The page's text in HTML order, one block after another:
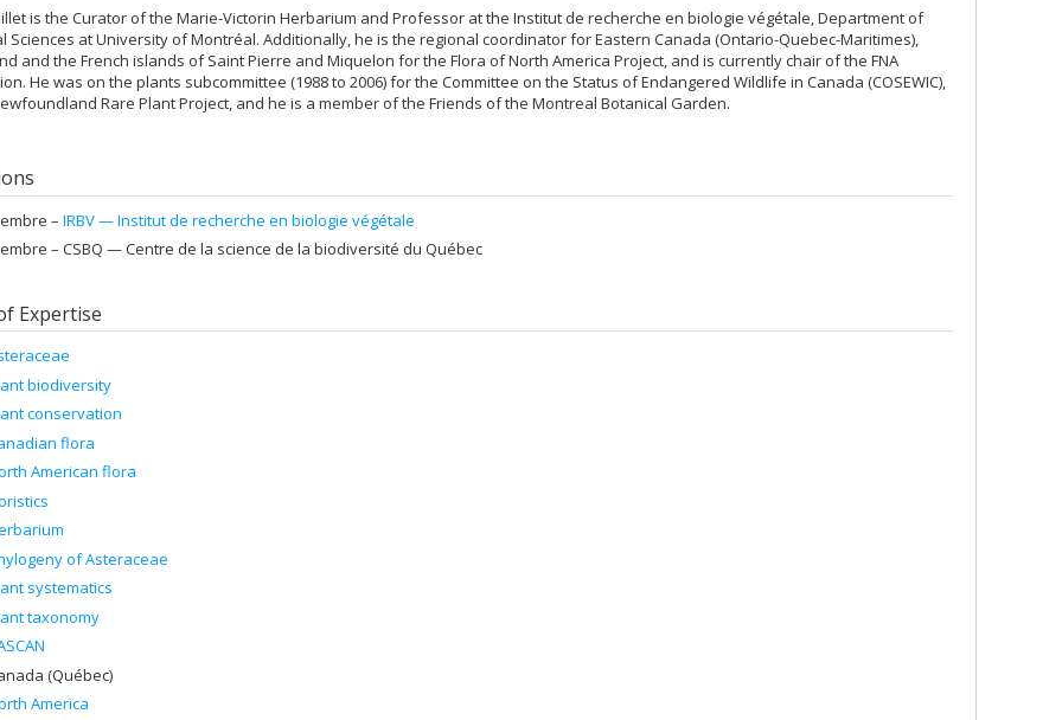
is the Curator of the Marie-Victorin Herbarium and Professor at the Institut de recherche en biologie végétale, Department of
Sciences at University of Montréal. Additionally, he is the regional coordinator for Eastern Canada (Ontario-Quebec-Maritimes),
and the French islands of Saint Pierre and Miquelon for the Flora of North America Project, and is currently chair of the FNA
He was on the plants subcommittee (1988 to 2006) for the Committee on the Status of Endangered Wildlife in Canada (COSEWIC),
Rare Plant Project, and he is a member of the Friends of the Montreal Botanical Garden.
– IRBV — Institut de recherche en biologie végétale
– CSBQ — Centre de la science de la biodiversité du Québec
Expertise
biodiversity
conservation
flora
American flora
of Asteraceae
systematics
taxonomy
(Québec)
America